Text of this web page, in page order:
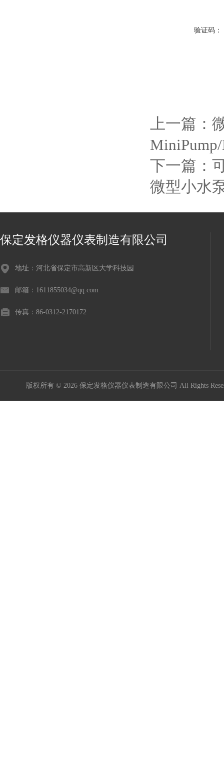
验证码：
上一篇：
下一篇：
微型小水
保定发格仪器仪表制造有限公司
地址：河北省保定市高新区大学科技园
邮箱：1611855034@qq.com
传真：86-0312-2170172
版权所有 © 2026 保定发格仪器仪表制造有限公司 All Rights